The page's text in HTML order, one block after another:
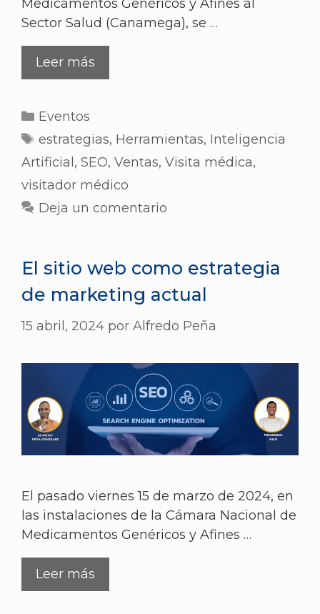
Medicamentos Genéricos y Afines al
Sector Salud (Canamega), se …
Leer más
Eventos
estrategias, Herramientas, Inteligencia
Artificial, SEO, Ventas, Visita médica,
visitador médico
Deja un comentario
El sitio web como estrategia
de marketing actual
15 abril, 2024 por Alfredo Peña
El pasado viernes 15 de marzo de 2024, en
las instalaciones de la Cámara Nacional de
Medicamentos Genéricos y Afines …
Leer más